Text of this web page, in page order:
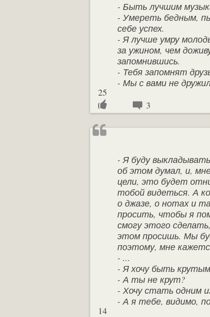
- Быть лучшим
- Умереть бедным,
себе успех.
- Я лучше умру
за ужином, чем
запомнившись.
- Тебя запомнят
- Мы с вами не
25
3
- Я буду
об этом думал, и,
цели, это будет
тобой видеться. А
о джазе, о нотах и
просить, чтобы я
смогу этого
этом просишь. Мы
поэтому, мне
- ...
- Я хочу быть
- А ты не крут?
- Хочу стать одним
- А я тебе, видимо,
14